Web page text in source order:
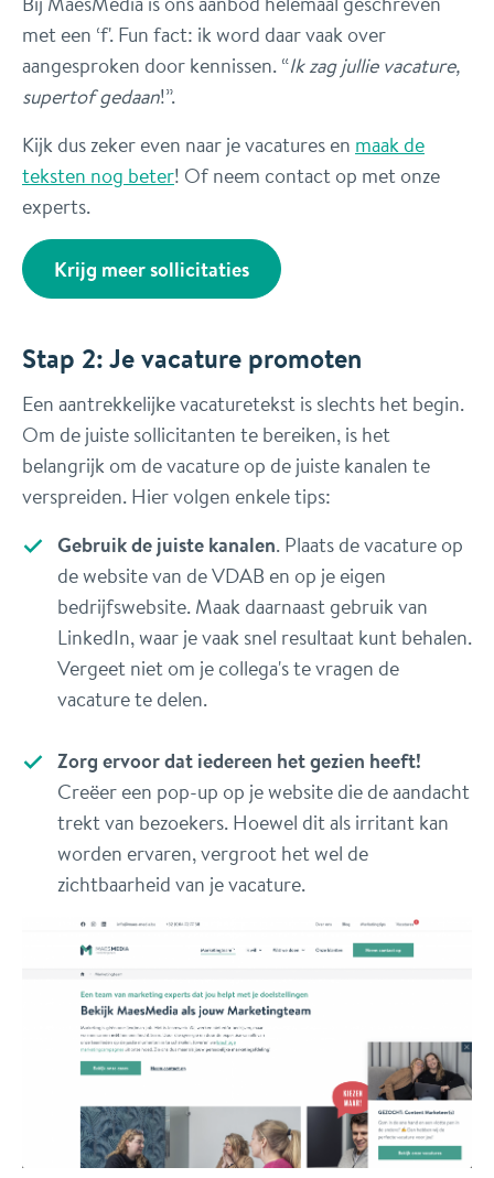
met een ‘f'. Fun fact: ik word daar vaak over
aangesproken door kennissen. “Ik zag jullie vacature,
supertof gedaan!”.
Kijk dus zeker even naar je vacatures en maak de
teksten nog beter! Of neem contact op met onze
experts.
Krijg meer sollicitaties
Stap 2: Je vacature promoten
Een aantrekkelijke vacaturetekst is slechts het begin.
Om de juiste sollicitanten te bereiken, is het
belangrijk om de vacature op de juiste kanalen te
verspreiden. Hier volgen enkele tips:
Gebruik de juiste kanalen. Plaats de vacature op
de website van de VDAB en op je eigen
bedrijfswebsite. Maak daarnaast gebruik van
LinkedIn, waar je vaak snel resultaat kunt behalen.
Vergeet niet om je collega's te vragen de
vacature te delen.
Zorg ervoor dat iedereen het gezien heeft!
Creëer een pop-up op je website die de aandacht
trekt van bezoekers. Hoewel dit als irritant kan
worden ervaren, vergroot het wel de
zichtbaarheid van je vacature.